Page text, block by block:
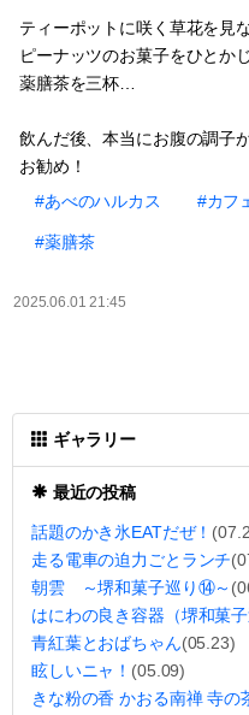
ティーポットに咲く草花を見
ピーナッツのお菓子をひとか
薬膳茶を三杯…
飲んだ後、本当にお腹の調子
お勧め！
#あべのハルカス
#カフ
#薬膳茶
2025.06.01 21:45
ギャラリー
最近の投稿
話題のかき氷EATだぜ！
走る電車の迫力ごとランチ
朝雲 ～堺和菓子巡り⑭～
はにわの良き容器（堺和菓
青紅葉とおばちゃん(05.23)
眩しいニャ！ (05.09)
きな粉の香 かおる南禅 寺の